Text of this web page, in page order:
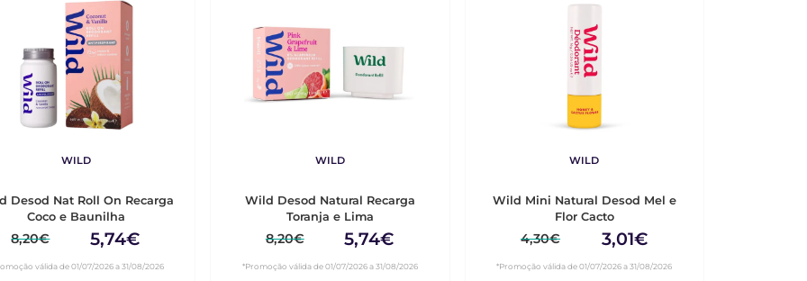
WILD
Desod Nat Roll On Recarga
Coco e Baunilha
8,20€ 5,74€
válida de 01/07/2026 a 31/08/2026
WILD
Wild Desod Natural Recarga
Toranja e Lima
8,20€ 5,74€
*Promoção válida de 01/07/2026 a 31/08/2026
WILD
Wild Mini Natural Desod Mel e
Flor Cacto
4,30€ 3,01€
*Promoção válida de 01/07/2026 a 31/08/2026